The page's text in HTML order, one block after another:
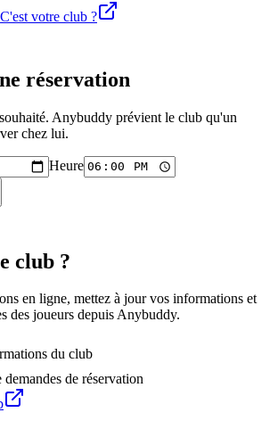
C'est votre club ?
réservation
Anybuddy prévient le club qu'un
chez lui.
Heure
club ?
en ligne, mettez à jour vos informations et
des joueurs depuis Anybuddy.
du club
de réservation